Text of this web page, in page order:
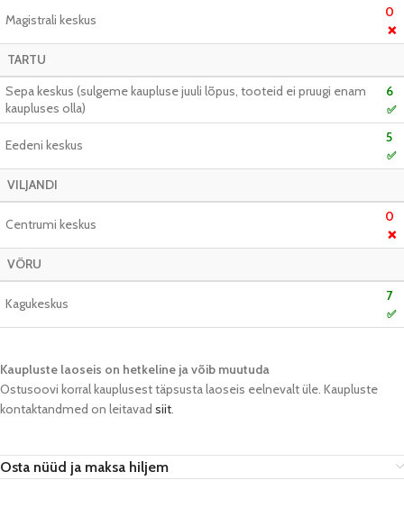
Magistrali keskus 0
❌
TARTU
Sepa keskus (sulgeme kaupluse juuli lõpus, tooteid ei pruugi enam
kaupluses olla)
6
✅
Eedeni keskus 5
✅
VILJANDI
Centrumi keskus 0
❌
VÕRU
Kagukeskus 7
✅
Kaupluste laoseis on hetkeline ja võib muutuda​
Ostusoovi korral kauplusest täpsusta laoseis eelnevalt üle. Kaupluste
kontaktandmed on leitavad siit.
Osta nüüd ja maksa hiljem